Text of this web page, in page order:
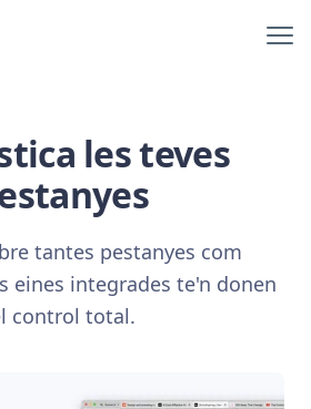
les teves
tantes pestanyes com
eines integrades te'n donen
control total.